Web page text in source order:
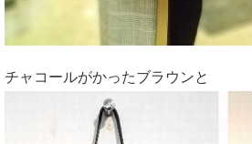
チャコールがかったブラウンと